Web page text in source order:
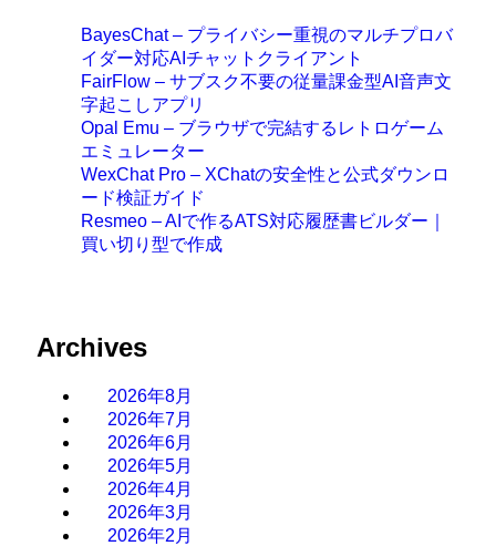
BayesChat – プライバシー重視のマルチプロバ
イダー対応AIチャットクライアント
FairFlow – サブスク不要の従量課金型AI音声文
字起こしアプリ
Opal Emu – ブラウザで完結するレトロゲーム
エミュレーター
WexChat Pro – XChatの安全性と公式ダウンロ
ード検証ガイド
Resmeo – AIで作るATS対応履歴書ビルダー｜
買い切り型で作成
Archives
2026年8月
2026年7月
2026年6月
2026年5月
2026年4月
2026年3月
2026年2月